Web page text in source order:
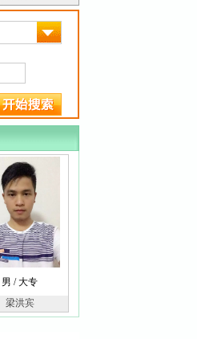
男 / 大专
梁洪宾